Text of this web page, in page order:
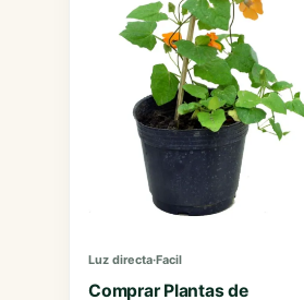
Luz directa·Facil
Comprar Plantas de